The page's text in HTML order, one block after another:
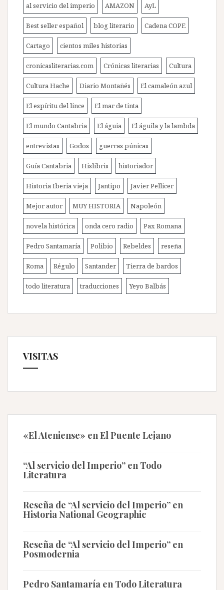
al servicio del imperio AMAZON AyL
Best seller español blog literario Cadena COPE
Cartago cientos miles historias
cronicasliterarias.com Crónicas literarias Cultura
Cultura Hache Diario Montañés El camaleón azul
El espíritu del lince El mar de tinta
El mundo Cantabria El águia El águila y la lambda
entrevistas Godos guerras púnicas
Guía Cantabria Hislibris historiador
Historia Iberia vieja Jantipo Javier Pellicer
Mejor autor MUY HISTORIA Napoleón
novela histórica onda cero radio Pax Romana
Pedro Santamaría Polibio Rebeldes reseña
Roma Régulo Santander Tierra de bardos
todo literatura traducciones Yeyo Balbás
VISITAS
«El Ateniense» en El Puente Lejano
“Al servicio del Imperio” en Todo
Literatura
Reseña de “Al servicio del Imperio” en
Historia National Geographic
Reseña de “Al servicio del Imperio” en
Posmodernia
Pedro Santamaría en Todo Literatura